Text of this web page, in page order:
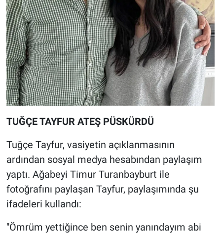
TUĞÇE TAYFUR ATEŞ PÜSKÜRDÜ
Tuğçe Tayfur, vasiyetin açıklanmasının
ardından sosyal medya hesabından paylaşım
yaptı. Ağabeyi Timur Turanbayburt ile
fotoğrafını paylaşan Tayfur, paylaşımında şu
ifadeleri kullandı:
"Ömrüm yettiğince ben senin yanındayım abi